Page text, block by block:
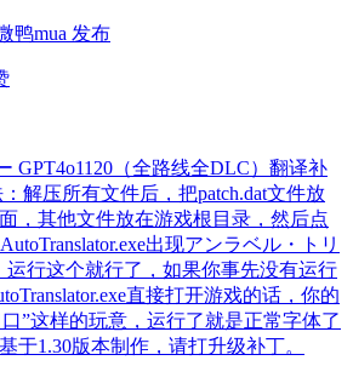
鸭mua 发布
GPT4o1120（全路线全DLC）翻译补
解压所有文件后，把patch.dat文件放
，其他文件放在游戏根目录，然后点
出现アンラベル・トリ
运行这个就行了，如果你事先没有运行
直接打开游戏的话，你的
”这样的玩意，运行了就是正常字体了
于1.30版本制作，请打升级补丁。